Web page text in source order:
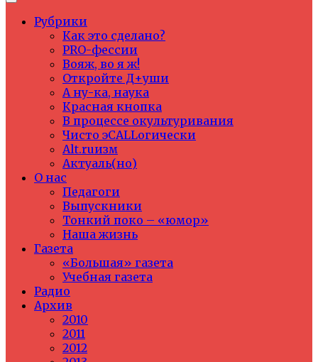
Рубрики
Как это сделано?
PRO-фессии
Вояж, во я ж!
Откройте Д+уши
А ну-ка, наука
Красная кнопка
В процессе окультуривания
Чисто эCALLогически
Alt.ruизм
Актуаль(но)
О нас
Педагоги
Выпускники
Тонкий поко – «юмор»
Наша жизнь
Газета
«Большая» газета
Учебная газета
Радио
Архив
2010
2011
2012